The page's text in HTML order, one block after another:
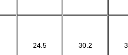
24.5 30.2